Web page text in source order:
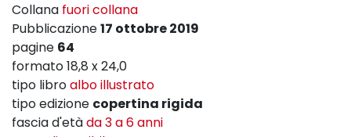
Collana fuori collana
Pubblicazione17 ottobre 2019
pagine 64
formato 18,8 x 24,0
tipo libroalbo illustrato
tipo edizione copertina rigida
fascia d'etàda 3 a 6 anni